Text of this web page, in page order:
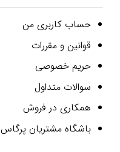
حساب کاربری من
قوانین و مقررات
حریم خصوصی
سوالات متداول
همکاری در فروش
باشگاه مشتریان پرگاس